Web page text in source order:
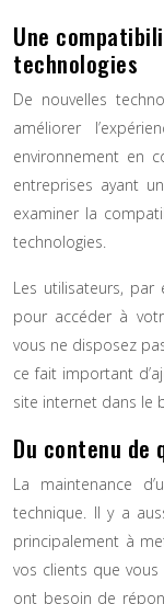
Une
technologies
De nouvelles
améliorer
environnement en
entreprises ayant
examiner la
technologies.
Les utilisateurs, par
pour accéder à
vous ne disposez
ce fait important
site internet dans le
Du contenu de
La maintenance
technique. Il y a
principalement à
vos clients que
ont besoin de